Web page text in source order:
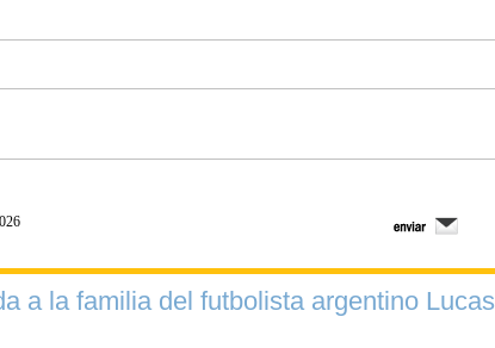
a la familia del futbolista argentino Lucas